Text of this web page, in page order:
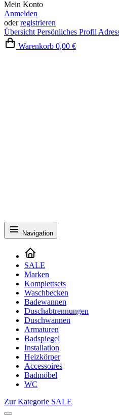
Mein Konto
Anmelden
oderregistrieren
Übersicht Persönliches Profil
Warenkorb 0,00 €
Navigation
SALE
Marken
Komplettsets
Waschbecken
Badewannen
Duschabtrennungen
Duschwannen
Armaturen
Badspiegel
Installation
Heizkörper
Accessoires
Badmöbel
WC
Zur Kategorie SALE